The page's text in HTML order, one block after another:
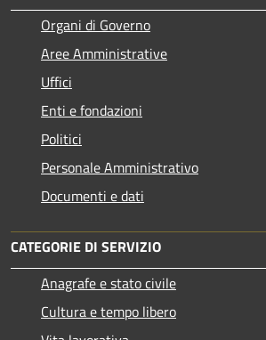
Organi di Governo
Aree Amministrative
Uffici
Enti e fondazioni
Politici
Personale Amministrativo
Documenti e dati
CATEGORIE DI SERVIZIO
Anagrafe e stato civile
Cultura e tempo libero